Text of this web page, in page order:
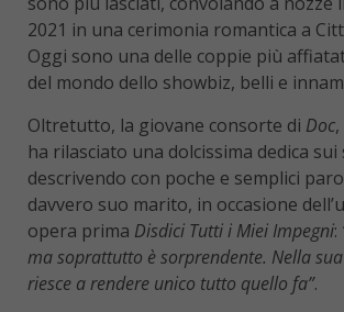
2021 in una cerimonia romantica a
Oggi sono una delle coppie più
del mondo dello showbiz, belli e
Oltretutto, la giovane consorte di Doc
ha rilasciato una dolcissima dedica sui
descrivendo con poche e semplici
davvero suo marito, in occasione
opera prima Disdici Tutti i Miei Impegni:
ma soprattutto è sorprendente. Nella
riesce a rendere unico tutto quello fa”.